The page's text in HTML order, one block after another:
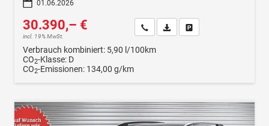
01.06.2026
30.390,– €
incl. 19% MwSt.
Wir rufen Sie anFahrzeugexposé (PDF)
Verbrauch kombiniert: 5,90 l/100km
CO2-Klasse: D
CO2-Emissionen: 134,00 g/km